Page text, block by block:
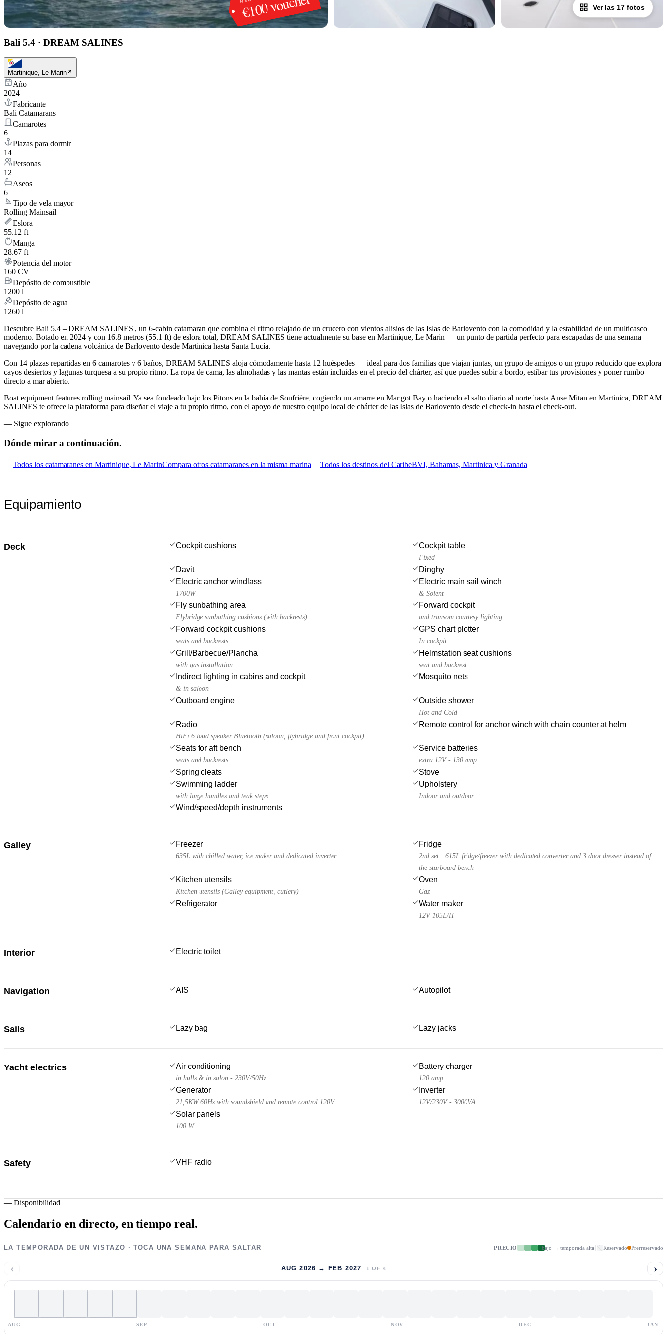
Ver las 17 fotos
Bali 5.4 · DREAM SALINES
Martinique, Le Marin
Año
2024
Fabricante
Bali Catamarans
Camarotes
6
Plazas para dormir
14
Personas
12
Aseos
6
Tipo de vela mayor
Rolling Mainsail
Eslora
55.12 ft
Manga
28.67 ft
Potencia del motor
160 CV
Depósito de combustible
1200 l
Depósito de agua
1260 l
Descubre Bali 5.4 – DREAM SALINES , un 6-cabin catamaran que combina el ritmo relajado de un crucero con vientos alisios de las Islas de Barlovento con la comodidad y la estabilidad de un multicasco
moderno. Botado en 2024 y con 16.8 metros (55.1 ft) de eslora total, DREAM SALINES tiene actualmente su base en Martinique, Le Marin — un punto de partida perfecto para escapadas de una semana
navegando por la cadena volcánica de Barlovento desde Martinica hasta Santa Lucía.
Con 14 plazas repartidas en 6 camarotes y 6 baños, DREAM SALINES aloja cómodamente hasta 12 huéspedes — ideal para dos familias que viajan juntas, un grupo de amigos o un grupo reducido que explora
cayos desiertos y lagunas turquesa a su propio ritmo. La ropa de cama, las almohadas y las mantas están incluidas en el precio del chárter, así que puedes subir a bordo, estibar tus provisiones y poner rumbo
directo a mar abierto.
Boat equipment features rolling mainsail. Ya sea fondeado bajo los Pitons en la bahía de Soufrière, cogiendo un amarre en Marigot Bay o haciendo el salto diario al norte hasta Anse Mitan en Martinica, DREAM
SALINES te ofrece la plataforma para diseñar el viaje a tu propio ritmo, con el apoyo de nuestro equipo local de chárter de las Islas de Barlovento desde el check-in hasta el check-out.
— Sigue explorando
Dónde mirar a continuación.
Todos los catamaranes en Martinique, Le MarinCompara otros catamaranes en la misma marina Todos los destinos del CaribeBVI, Bahamas, Martinica y Granada
Equipamiento
Deck Cockpit cushions Cockpit table
Fixed
Davit
Dinghy
Electric anchor windlass
1700W
Electric main sail winch
& Solent
Fly sunbathing area
Flybridge sunbathing cushions (with backrests)
Forward cockpit
and transom courtesy lighting
Forward cockpit cushions
seats and backrests
GPS chart plotter
In cockpit
Grill/Barbecue/Plancha
with gas installation
Helmstation seat cushions
seat and backrest
Indirect lighting in cabins and cockpit
& in saloon
Mosquito nets
Outboard engine Outside shower
Hot and Cold
Radio
HiFi 6 loud speaker Bluetooth (saloon, flybridge and front cockpit)
Remote control for anchor winch with chain counter at helm
Seats for aft bench
seats and backrests
Service batteries
extra 12V - 130 amp
Spring cleats
Stove
Swimming ladder
with large handles and teak steps
Upholstery
Indoor and outdoor
Wind/speed/depth instruments
Galley Freezer
635L with chilled water, ice maker and dedicated inverter
Fridge
2nd set : 615L fridge/freezer with dedicated converter and 3 door dresser instead of
the starboard bench
Kitchen utensils
Kitchen utensils (Galley equipment, cutlery)
Oven
Gaz
Refrigerator Water maker
12V 105L/H
Interior Electric toilet
Navigation AIS Autopilot
Sails Lazy bag Lazy jacks
Yacht electrics Air conditioning
in hulls & in salon - 230V/50Hz
Battery charger
120 amp
Generator
21,5KW 60Hz with soundshield and remote control 120V
Inverter
12V/230V - 3000VA
Solar panels
100 W
Safety VHF radio
— Disponibilidad
Calendario en directo, en tiempo real.
LA TEMPORADA DE UN VISTAZO · TOCA UNA SEMANA PARA SALTAR PRECIO bajo → temporada alta Reservado Prerreservado
‹ AUG 2026 → FEB 2027 1 OF 4 ›
AUG SEP OCT NOV DEC JAN